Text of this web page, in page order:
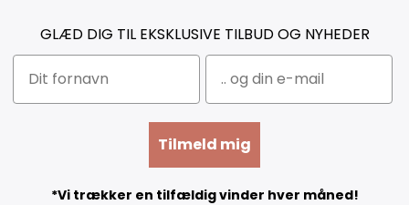
GLÆD DIG TIL EKSKLUSIVE TILBUD OG NYHEDER
Tilmeld mig
*Vi trækker en tilfældig vinder hver måned!